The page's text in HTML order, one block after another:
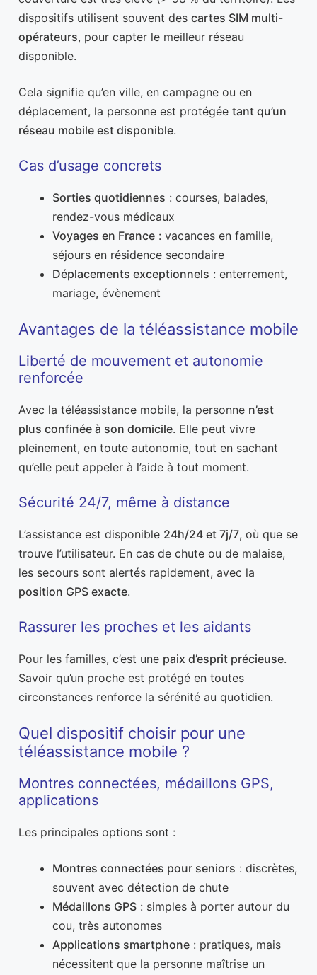
dispositifs utilisent souvent des cartes SIM multi-
opérateurs, pour capter le meilleur réseau
disponible.
Cela signifie qu’en ville, en campagne ou en
déplacement, la personne est protégée tant qu’un
réseau mobile est disponible.
Cas d’usage concrets
Sorties quotidiennes : courses, balades,
rendez-vous médicaux
Voyages en France : vacances en famille,
séjours en résidence secondaire
Déplacements exceptionnels : enterrement,
mariage, évènement
Avantages de la téléassistance mobile
Liberté de mouvement et autonomie
renforcée
Avec la téléassistance mobile, la personne n’est
plus confinée à son domicile. Elle peut vivre
pleinement, en toute autonomie, tout en sachant
qu’elle peut appeler à l’aide à tout moment.
Sécurité 24/7, même à distance
L’assistance est disponible 24h/24 et 7j/7, où que se
trouve l’utilisateur. En cas de chute ou de malaise,
les secours sont alertés rapidement, avec la
position GPS exacte.
Rassurer les proches et les aidants
Pour les familles, c’est une paix d’esprit précieuse.
Savoir qu’un proche est protégé en toutes
circonstances renforce la sérénité au quotidien.
Quel dispositif choisir pour une
téléassistance mobile ?
Montres connectées, médaillons GPS,
applications
Les principales options sont :
Montres connectées pour seniors : discrètes,
souvent avec détection de chute
Médaillons GPS : simples à porter autour du
cou, très autonomes
Applications smartphone : pratiques, mais
nécessitent que la personne maîtrise un